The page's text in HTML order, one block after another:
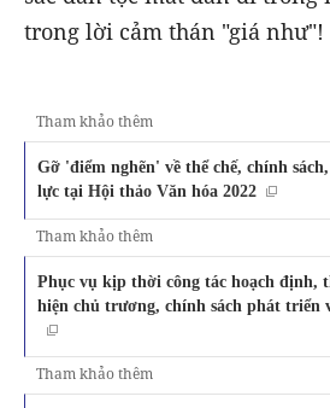
trong lời cảm thán "giá như"!
Tham khảo thêm
Gỡ 'điểm nghẽn' về thể chế, chính
lực tại Hội thảo Văn hóa 2022
Tham khảo thêm
Phục vụ kịp thời công tác hoạch định,
hiện chủ trương, chính sách phát triển
Tham khảo thêm